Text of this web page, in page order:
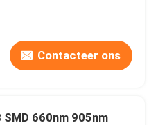
Contacteer ons
SMD 660nm 905nm